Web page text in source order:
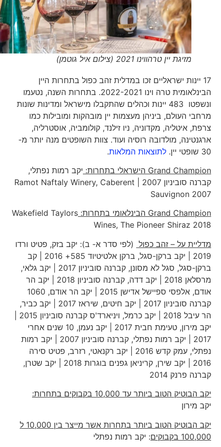
מזיגת יין טרהווינו 2021 (צילום איל גוטמן)
17 יינות ישראליים זכו במדלית זהב כפול בתחרות היין
הבינלאומית טרה וינו 2022-2021. בתחרות השנה, נטעמו
ונשפטו 483 יינות וכהלים שהתקבלו מישראל ומדינות שונות
מרחבי העולם, ביניהן מעצמות יין מובהקות ומובילות כמו
צרפת, איטליה, מקדוניה, ניו זילנד, קולומביה, אוסטרליה,
ארגנטינה, מולדובה רוסיה ועוד. צוות השופטים מנה יותר מ-
לתוצאות המלאות.
Grand Championהישראלי בתחרות:יקב רמות נפתלי,
קברנה סוביניון 2007 | Ramot Naftaly Winery, Caberent
Sauvignon 2007
Grand Championהבינלאומי בתחרות:Wakefield Taylors
Wines, The Pioneer Shiraz 2018
מדליית על – זהב כפול(לפי סדר א- ב): יקב בזק, פטיט ורדו
2019 | יקב ברקן-סגל, ברקן אלטיטיוד 585+ 2016 | קב
ברקן-סגל, סגל לא מסונן, קברנה סוביניון 2017 | יקב גלאי,
מרסלאן 2018 | יקב דדה, קברנה סוביניון 2018 | יקב הר
אודם, אלפסי ספיישל אדישן 2015 | יקב הר אודם, 1060
קברנה סוביניון 2017 | יקב חיטים, שיראז 2017 | יקב כביר,
הר עיבל 2018 | יקב כרמל, ויניארד'ס קברנה סוביניון 2015 |
יקב מירון, טעימת חבית 2017 | יקב נעמן, 10 שנים אחרי
2017 | יקב רמות נפתלי, קברנה סוביניון 2007 | יקב רמות
נפתלי, עמק קדש 2016 | יקב רקנאטי, רזרב, פטיט סירה
2016 | יקב שירן, קריניאן גפנים בוגרות 2018 | יקב שטרן,
קברנה פרנק 2014
יקב הבוטיק הטוב ביותר עד 10,000 בקבוקים בתחרות:
יקב מירון
יקב הבוטיק הטוב ביותר בתחרות אשר מייצר בין 10,000 ל
100,000 בקבוקים
: יקב רמות נפתלי